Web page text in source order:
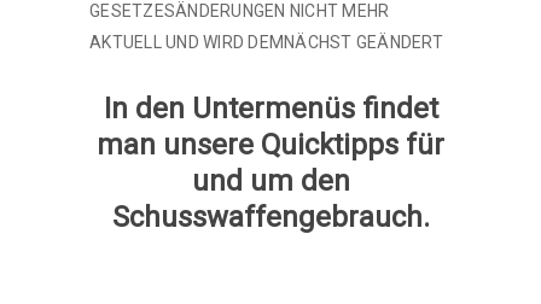
GESETZESÄNDERUNGEN NICHT MEHR
AKTUELL UND WIRD DEMNÄCHST GEÄNDERT
In den Untermenüs findet
man unsere Quicktipps für
und um den
Schusswaffengebrauch.